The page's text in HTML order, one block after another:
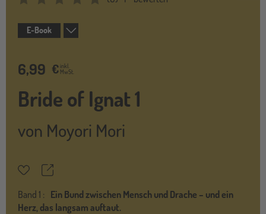
Average Rating: 0
E-Book
6,99 € inkl.
MwSt.
Bride of Ignat 1
von Moyori Mori
MerkzettelTeilen
Band 1 : Ein Bund zwischen Mensch und Drache – und ein
Herz, das langsam auftaut.